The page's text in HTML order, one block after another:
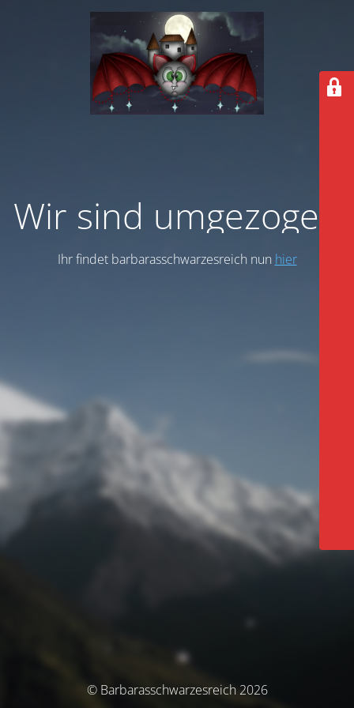
Wir sind umgezogen
Ihr findet barbarasschwarzesreich nun hier
© Barbarasschwarzesreich 2026